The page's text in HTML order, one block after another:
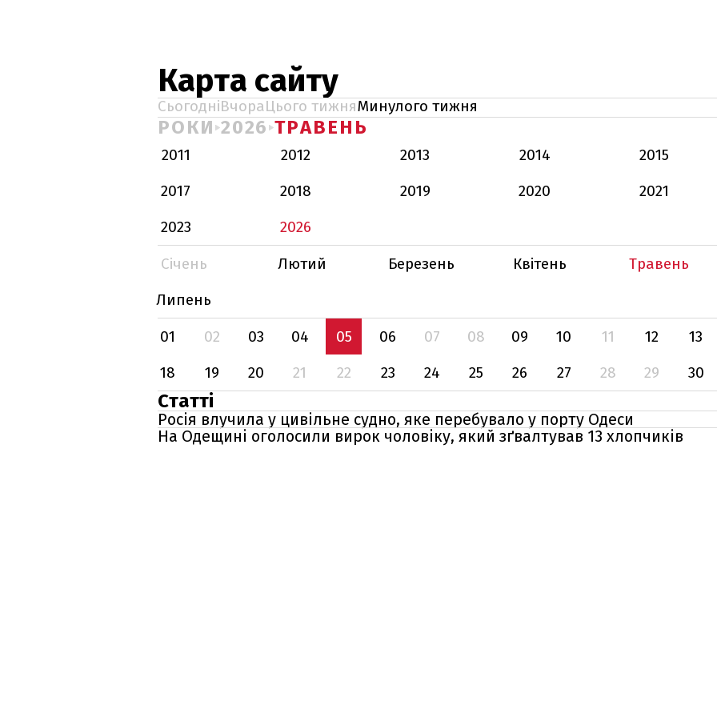
Карта сайту
СьогодніВчораЦього тижняМинулого тижня
РОКИ 2026 ТРАВЕНЬ
2011 2012 2013 2014
2015
2017
2018 2019 2020
2021
2023
2026
Січень
Лютий Березень Квітень
Травень
Липень
01
02 03 04 05 06 07 08 09 10 11 12
13
18
19 20 21 22 23 24 25 26 27 28 29 30
Статті
Росія влучила у цивільне судно, яке перебувало у порту Одеси
На Одещині оголосили вирок чоловіку, який зґвалтував 13 хлопчиків